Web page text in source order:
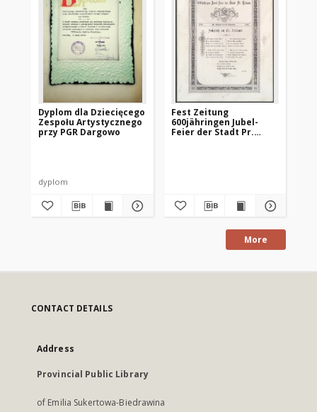
Dyplom dla Dziecięcego
Zespołu Artystycznego
przy PGR Dargowo
dyplom
Fest Zeitung
600jähringen Jubel-
Feier der Stadt Pr.
More
CONTACT DETAILS
Address
Provincial Public Library
of Emilia Sukertowa-Biedrawina